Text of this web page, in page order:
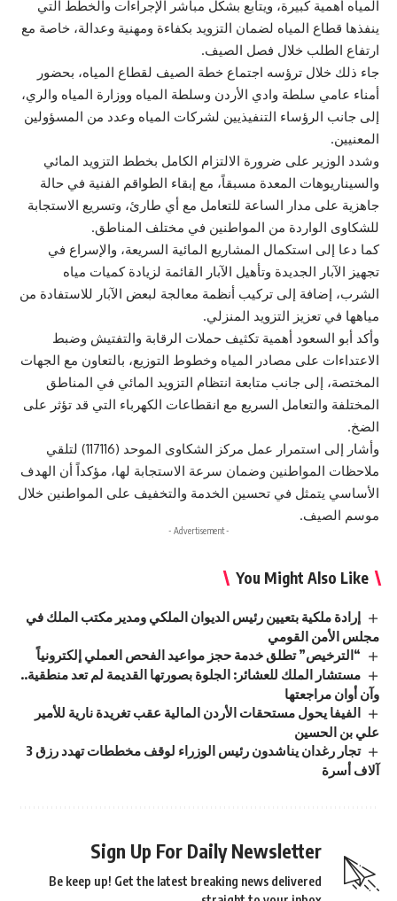
المياه أهمية كبيرة، ويتابع بشكل مباشر الإجراءات والخطط التي
ينفذها قطاع المياه لضمان التزويد بكفاءة ومهنية وعدالة، خاصة مع
ارتفاع الطلب خلال فصل الصيف.
جاء ذلك خلال ترؤسه اجتماع خطة الصيف لقطاع المياه، بحضور
أمناء عامي سلطة وادي الأردن وسلطة المياه ووزارة المياه والري،
إلى جانب الرؤساء التنفيذيين لشركات المياه وعدد من المسؤولين
المعنيين.
وشدد الوزير على ضرورة الالتزام الكامل بخطط التزويد المائي
والسيناريوهات المعدة مسبقاً، مع إبقاء الطواقم الفنية في حالة
جاهزية على مدار الساعة للتعامل مع أي طارئ، وتسريع الاستجابة
للشكاوى الواردة من المواطنين في مختلف المناطق.
كما دعا إلى استكمال المشاريع المائية السريعة، والإسراع في
تجهيز الآبار الجديدة وتأهيل الآبار القائمة لزيادة كميات مياه
الشرب، إضافة إلى تركيب أنظمة معالجة لبعض الآبار للاستفادة من
مياهها في تعزيز التزويد المنزلي.
وأكد أبو السعود أهمية تكثيف حملات الرقابة والتفتيش وضبط
الاعتداءات على مصادر المياه وخطوط التوزيع، بالتعاون مع الجهات
المختصة، إلى جانب متابعة انتظام التزويد المائي في المناطق
المختلفة والتعامل السريع مع انقطاعات الكهرباء التي قد تؤثر على
الضخ.
وأشار إلى استمرار عمل مركز الشكاوى الموحد (117116) لتلقي
ملاحظات المواطنين وضمان سرعة الاستجابة لها، مؤكداً أن الهدف
الأساسي يتمثل في تحسين الخدمة والتخفيف على المواطنين خلال
موسم الصيف.
- Advertisement -
You Might Also Like
إرادة ملكية بتعيين رئيس الديوان الملكي ومدير مكتب الملك في
مجلس الأمن القومي
“الترخيص” تطلق خدمة حجز مواعيد الفحص العملي إلكترونياً
مستشار الملك للعشائر: الجلوة بصورتها القديمة لم تعد منطقية..
وآن أوان مراجعتها
الفيفا يحول مستحقات الأردن المالية عقب تغريدة نارية للأمير
علي بن الحسين
تجار رغدان يناشدون رئيس الوزراء لوقف مخططات تهدد رزق 3
آلاف أسرة
Sign Up For Daily Newsletter
Be keep up! Get the latest breaking news delivered